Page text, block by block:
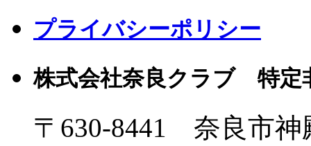
プライバシーポリシー
株式会社奈良クラブ 特定
〒630-8441 奈良市